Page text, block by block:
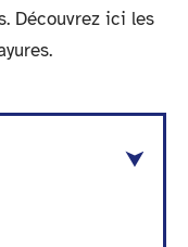
Découvrez ici les